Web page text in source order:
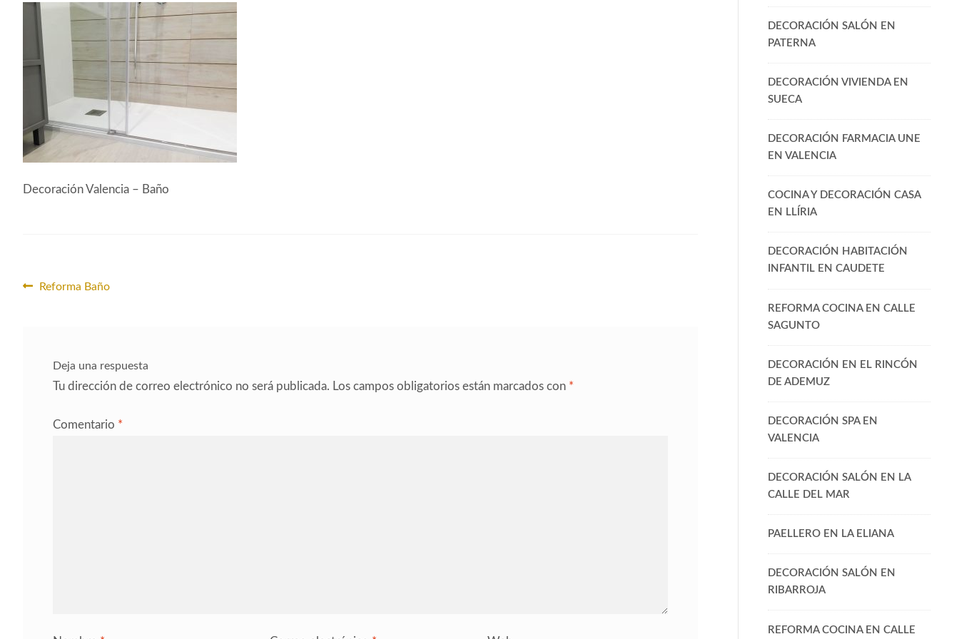
Decoración Valencia – Baño
Navegación
Anterior:
Reforma Baño
Deja una respuesta
Tu dirección de correo electrónico no será publicada. Los campos obligatorios están marcados con *
Comentario *
DECORACIÓN SALÓN EN
PATERNA
DECORACIÓN VIVIENDA EN
SUECA
DECORACIÓN FARMACIA UNE
EN VALENCIA
COCINA Y DECORACIÓN CASA
EN LLÍRIA
DECORACIÓN HABITACIÓN
INFANTIL EN CAUDETE
REFORMA COCINA EN CALLE
SAGUNTO
DECORACIÓN EN EL RINCÓN
DE ADEMUZ
DECORACIÓN SPA EN
VALENCIA
DECORACIÓN SALÓN EN LA
CALLE DEL MAR
PAELLERO EN LA ELIANA
DECORACIÓN SALÓN EN
RIBARROJA
REFORMA COCINA EN CALLE